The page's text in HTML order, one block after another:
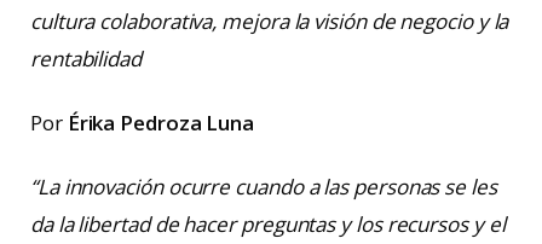
cultura colaborativa, mejora la visión de negocio y la
rentabilidad
Por Érika Pedroza Luna
“La innovación ocurre cuando a las personas se les
da la libertad de hacer preguntas y los recursos y el